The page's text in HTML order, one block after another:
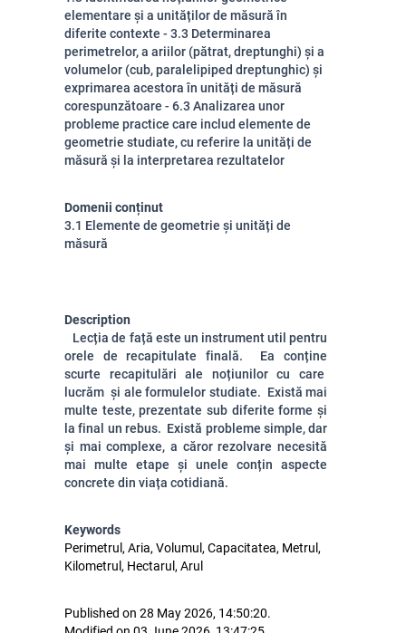
elementare și a unităților de măsură în
diferite contexte - 3.3 Determinarea
perimetrelor, a ariilor (pătrat, dreptunghi) și a
volumelor (cub, paralelipiped dreptunghic) și
exprimarea acestora în unități de măsură
corespunzătoare - 6.3 Analizarea unor
probleme practice care includ elemente de
geometrie studiate, cu referire la unități de
măsură și la interpretarea rezultatelor
Domenii conținut
3.1 Elemente de geometrie și unități de
măsură
Description
Lecția de față este un instrument util pentru
orele de recapitulate finală. Ea conține
scurte recapitulări ale noțiunilor cu care
lucrăm și ale formulelor studiate. Există mai
multe teste, prezentate sub diferite forme și
la final un rebus. Există probleme simple, dar
și mai complexe, a căror rezolvare necesită
mai multe etape și unele conțin aspecte
concrete din viața cotidiană.
Keywords
Perimetrul, Aria, Volumul, Capacitatea, Metrul,
Kilometrul, Hectarul, Arul
Published on 28 May 2026, 14:50:20.